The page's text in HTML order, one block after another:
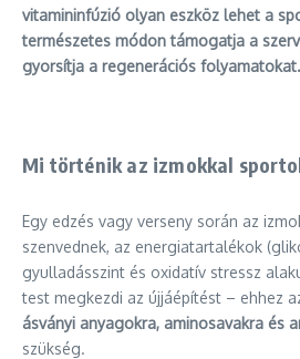
vitamininfúzió olyan eszköz lehet a
természetes módon támogatja a
gyorsítja a regenerációs folyamatokat.
Mi történik az izmokkal
Egy edzés vagy verseny során az
szenvednek, az energiatartalékok
gyulladásszint és oxidatív stressz
test megkezdi az újjáépítést – ehhez
ásványi anyagokra, aminosavakra és
szükség.